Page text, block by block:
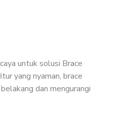
untuk solusi Brace
yang nyaman, brace
dan mengurangi